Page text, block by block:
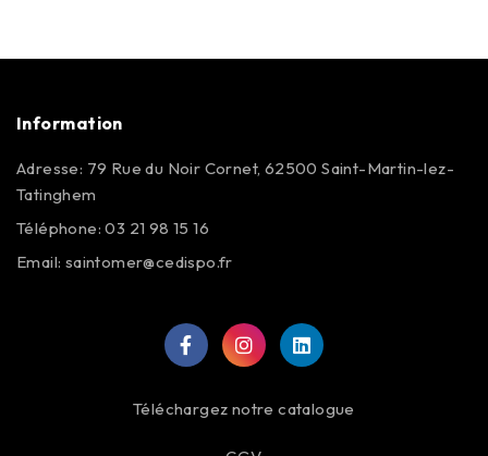
Information
Adresse: 79 Rue du Noir Cornet, 62500 Saint-Martin-lez-
Tatinghem
Téléphone: 03 21 98 15 16
Email: saintomer@cedispo.fr
Téléchargez notre catalogue